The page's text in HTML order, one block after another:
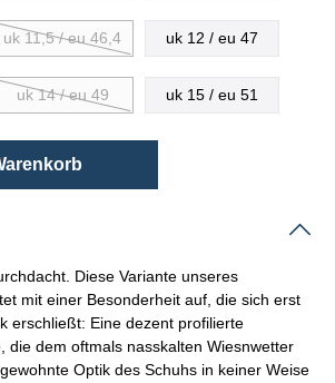
uk 11,5 / eu 46,4 uk 12 / eu 47
uk 14 / eu 49 uk 15 / eu 51
Diese Variante unseres
mit einer Besonderheit auf, die sich erst
erschließt: Eine dezent profilierte
die dem oftmals nasskalten Wiesnwetter
Optik des Schuhs in keiner Weise